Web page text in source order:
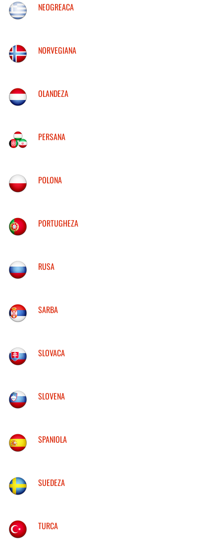
NEOGREACA
NORVEGIANA
OLANDEZA
PERSANA
POLONA
PORTUGHEZA
RUSA
SARBA
SLOVACA
SLOVENA
SPANIOLA
SUEDEZA
TURCA